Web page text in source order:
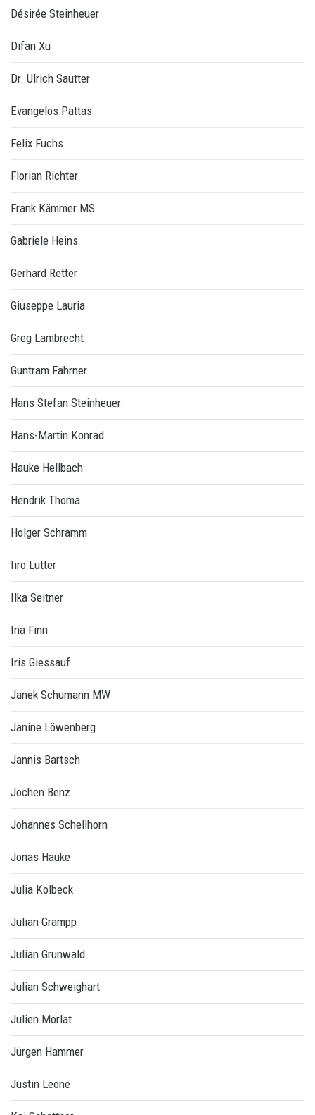
Désirée Steinheuer
Difan Xu
Dr. Ulrich Sautter
Evangelos Pattas
Felix Fuchs
Florian Richter
Frank Kämmer MS
Gabriele Heins
Gerhard Retter
Giuseppe Lauria
Greg Lambrecht
Guntram Fahrner
Hans Stefan Steinheuer
Hans-Martin Konrad
Hauke Hellbach
Hendrik Thoma
Holger Schramm
Iiro Lutter
Ilka Seitner
Ina Finn
Iris Giessauf
Janek Schumann MW
Janine Löwenberg
Jannis Bartsch
Jochen Benz
Johannes Schellhorn
Jonas Hauke
Julia Kolbeck
Julian Grampp
Julian Grunwald
Julian Schweighart
Julien Morlat
Jürgen Hammer
Justin Leone